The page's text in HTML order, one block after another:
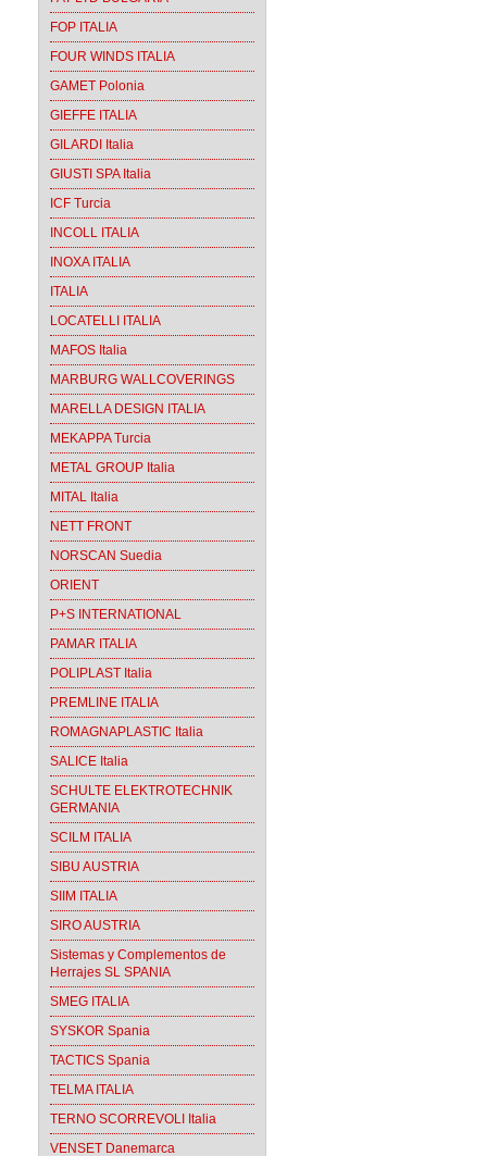
FOP ITALIA
FOUR WINDS ITALIA
GAMET Polonia
GIEFFE ITALIA
GILARDI Italia
GIUSTI SPA Italia
ICF Turcia
INCOLL ITALIA
INOXA ITALIA
ITALIA
LOCATELLI ITALIA
MAFOS Italia
MARBURG WALLCOVERINGS
MARELLA DESIGN ITALIA
MEKAPPA Turcia
METAL GROUP Italia
MITAL Italia
NETT FRONT
NORSCAN Suedia
ORIENT
P+S INTERNATIONAL
PAMAR ITALIA
POLIPLAST Italia
PREMLINE ITALIA
ROMAGNAPLASTIC Italia
SALICE Italia
SCHULTE ELEKTROTECHNIK
GERMANIA
SCILM ITALIA
SIBU AUSTRIA
SIIM ITALIA
SIRO AUSTRIA
Sistemas y Complementos de
Herrajes SL SPANIA
SMEG ITALIA
SYSKOR Spania
TACTICS Spania
TELMA ITALIA
TERNO SCORREVOLI Italia
VENSET Danemarca